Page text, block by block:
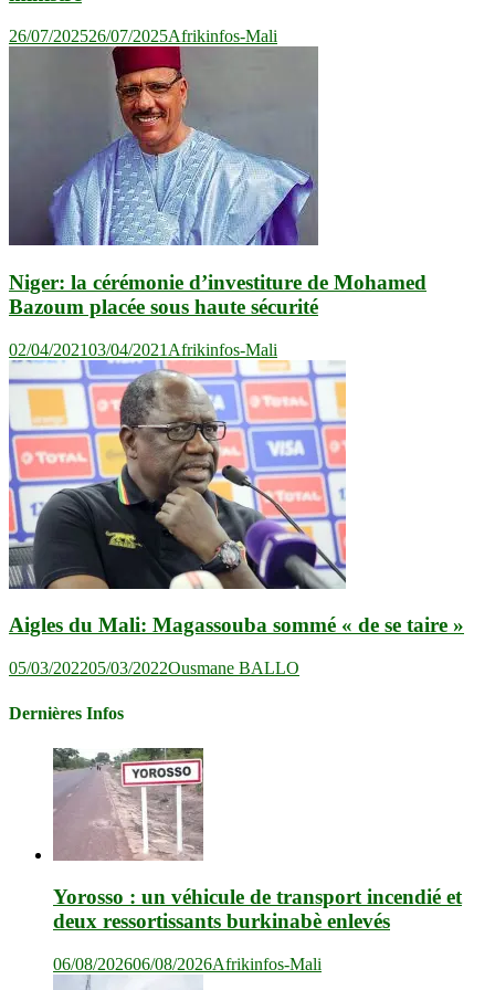
26/07/202526/07/2025Afrikinfos-Mali
Niger: la cérémonie d’investiture de Mohamed
Bazoum placée sous haute sécurité
02/04/202103/04/2021 Afrikinfos-Mali
Aigles du Mali: Magassouba sommé « de se taire »
05/03/202205/03/2022Ousmane BALLO
Dernières Infos
Yorosso : un véhicule de transport incendié et
deux ressortissants burkinabè enlevés
06/08/202606/08/2026Afrikinfos-Mali